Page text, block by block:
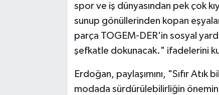
spor ve iş dünyasından pek çok
sunup gönüllerinden kopan
parça TOGEM-DER'in sosyal
şefkatle dokunacak." ifadelerini
Erdoğan, paylaşımını, "Sıfır
modada sürdürülebilirliğin